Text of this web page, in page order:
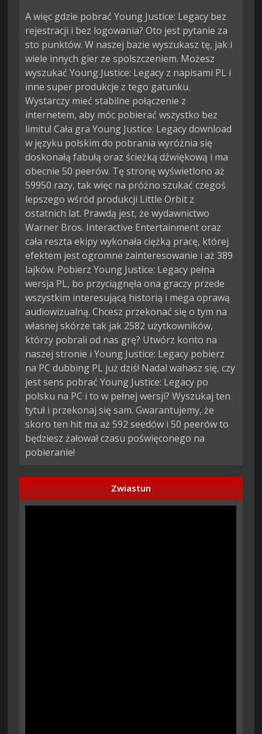
A więc gdzie pobrać Young Justice: Legacy bez
rejestracji i bez logowania? Oto jest pytanie za
sto punktów. W naszej bazie wyszukasz tę, jak i
wiele innych gier ze spolszczeniem. Możesz
wyszukać Young Justice: Legacy z napisami PL i
inne super produkcje z tego gatunku.
Wystarczy mieć stabilne połączenie z
internetem, aby móc pobierać wszystko bez
limitu! Cała gra Young Justice: Legacy download
w języku polskim do pobrania wyróżnia się
doskonałą fabułą oraz ścieżką dźwiękową i ma
obecnie 50 peerów. Tę stronę wyświetlono aż
59950 razy, tak więc na próżno szukać czegoś
lepszego wśród produkcji Little Orbit z
ostatnich lat. Prawdą jest, że wydawnictwo
Warner Bros. Interactive Entertainment oraz
cała reszta ekipy wykonała ciężką pracę, której
efektem jest ogromne zainteresowanie i aż 389
lajków. Pobierz Young Justice: Legacy pełna
wersja PL, bo przyciągnęła ona graczy przede
wszystkim interesującą historią i mega oprawą
audiowizualną. Chcesz przekonać się o tym na
własnej skórze tak jak 2582 użytkowników,
którzy pobrali od nas grę? Utwórz konto na
naszej stronie i Young Justice: Legacy pobierz
na PC dubbing PL już dziś! Nadal wahasz się, czy
jest sens pobrać Young Justice: Legacy po
polsku na PC i to w pełnej wersji? Wyszukaj ten
tytuł i przekonaj się sam. Gwarantujemy, że
skoro ten hit ma aż 592 seedów i 50 peerów to
będziesz żałował czasu poświęconego na
pobieranie!
Zwiastun